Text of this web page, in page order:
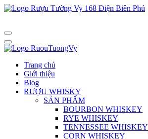
Trang chủ
Giới thiệu
Blog
RƯỢU WHISKY
SẢN PHẨM
BOURBON WHISKEY
RYE WHISKEY
TENNESSEE WHISKEY
CORN WHISKEY